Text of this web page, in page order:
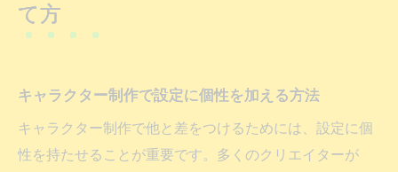
て方
キャラクター制作で設定に個性を加える方法
キャラクター制作で他と差をつけるためには、設定に個
性を持たせることが重要です。多くのクリエイターが